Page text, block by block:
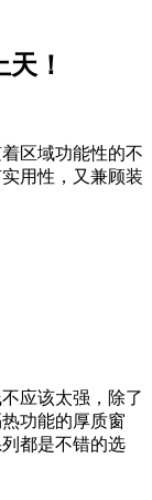
！
区域功能性的不
用性，又兼顾装
应该太强，除了
功能的厚质窗
都是不错的选